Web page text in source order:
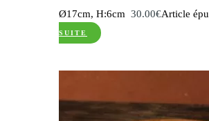
Ø17cm, H:6cm30.00€Article
SUITE